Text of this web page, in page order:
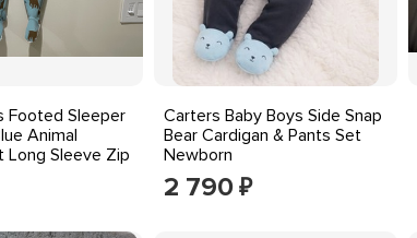
Footed Sleeper
Animal
Long Sleeve Zip
Carters Baby Boys Side Snap
Bear Cardigan & Pants Set
Newborn
2 790 ₽